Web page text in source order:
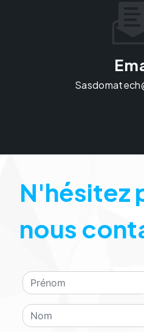
N'hésitez
nous